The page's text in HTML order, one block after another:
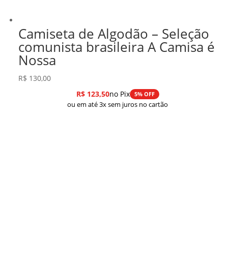
Camiseta de Algodão – Seleção
comunista brasileira A Camisa é
Nossa
R$ 130,00
R$123,50no Pix 5% OFF
ou em até 3x sem juros no cartão